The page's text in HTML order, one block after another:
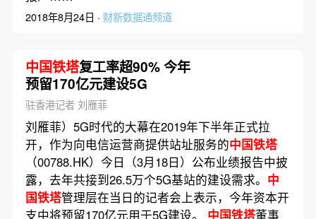
2018年8月24日 · 财新数据通频道
中国铁塔复工率超90% 今年
预留170亿元建设5G
驻香港记者 刘雁菲
刘雁菲）5G时代的大幕在2019年下半年正式拉
开，作为向电信运营商提供站址服务的中国铁塔
（00788.HK）今日（3月18日）公布业绩报告中披
露，去年共接到26.5万个5G基站的建设需求。 中
国铁塔管理层在当日的记者会上表示，今年资本开
支中将预留170亿元用于5G建设。 中国铁塔董事